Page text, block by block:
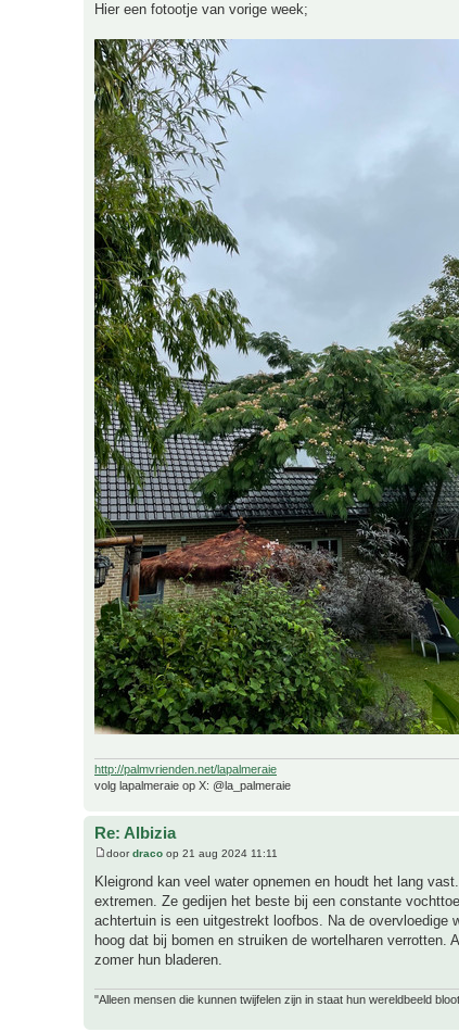
Hier een fotootje van vorige week;
http://palmvrienden.net/lapalmeraie
volg lapalmeraie op X: @la_palmeraie
Re: Albizia
doordraco op 21 aug 2024 11:11
Kleigrond kan veel water opnemen en houdt het lang
extremen. Ze gedijen het beste bij een constante
achtertuin is een uitgestrekt loofbos. Na de overvloedige
hoog dat bij bomen en struiken de wortelharen verrotten.
zomer hun bladeren.
"Alleen mensen die kunnen twijfelen zijn in staat hun wereldbeeld